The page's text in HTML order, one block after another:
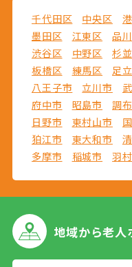
千代田区 中央区
墨田区
江東区 品
渋谷区
中野区 杉
板橋区
練馬区 足
八王子市
立川市
府中市
昭島市 調
日野市
東村山市
狛江市
東大和市
多摩市
稲城市 羽
地域から老人